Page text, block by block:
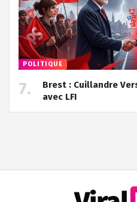
POLITIQUE
Brest : Cuillandre
avec LFI